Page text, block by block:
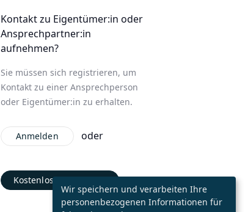
Kontakt zu Eigentümer:in oder
Ansprechpartner:in
aufnehmen?
Sie müssen sich registrieren, um
Kontakt zu einer Ansprechperson
oder Eigentümer:in zu erhalten.
Anmelden oder
Kostenlos registrieren
Wir speichern und verarbeiten Ihre
personenbezogenen Informationen für